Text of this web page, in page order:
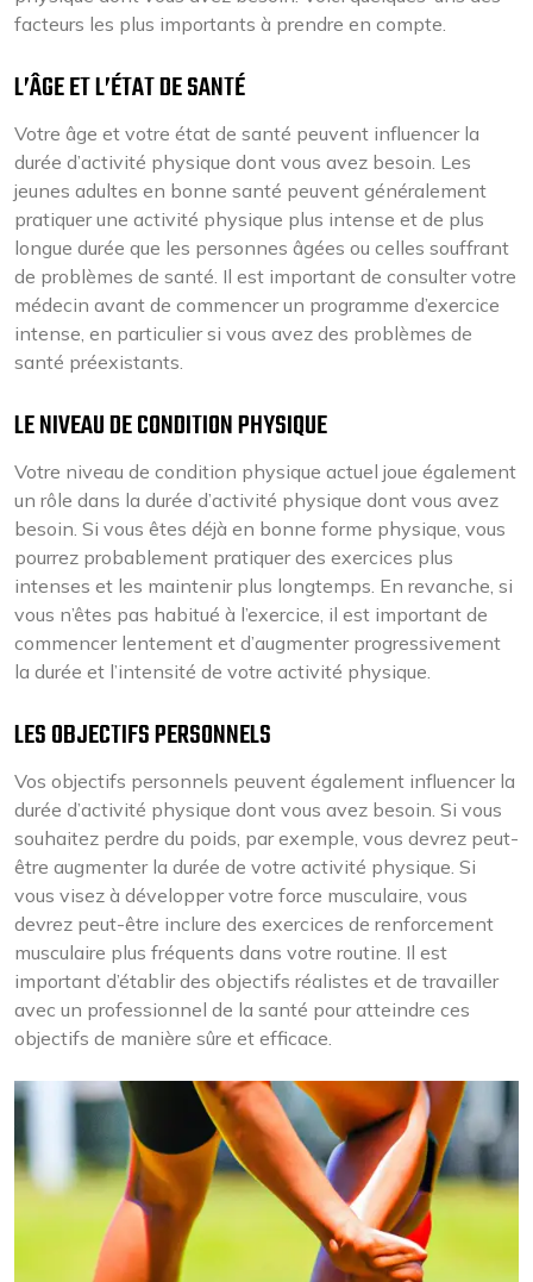
facteurs les plus importants à prendre en compte.
L’ÂGE ET L’ÉTAT DE SANTÉ
Votre âge et votre état de santé peuvent influencer la
durée d’activité physique dont vous avez besoin. Les
jeunes adultes en bonne santé peuvent généralement
pratiquer une activité physique plus intense et de plus
longue durée que les personnes âgées ou celles souffrant
de problèmes de santé. Il est important de consulter votre
médecin avant de commencer un programme d’exercice
intense, en particulier si vous avez des problèmes de
santé préexistants.
LE NIVEAU DE CONDITION PHYSIQUE
Votre niveau de condition physique actuel joue également
un rôle dans la durée d’activité physique dont vous avez
besoin. Si vous êtes déjà en bonne forme physique, vous
pourrez probablement pratiquer des exercices plus
intenses et les maintenir plus longtemps. En revanche, si
vous n’êtes pas habitué à l’exercice, il est important de
commencer lentement et d’augmenter progressivement
la durée et l’intensité de votre activité physique.
LES OBJECTIFS PERSONNELS
Vos objectifs personnels peuvent également influencer la
durée d’activité physique dont vous avez besoin. Si vous
souhaitez perdre du poids, par exemple, vous devrez peut-
être augmenter la durée de votre activité physique. Si
vous visez à développer votre force musculaire, vous
devrez peut-être inclure des exercices de renforcement
musculaire plus fréquents dans votre routine. Il est
important d’établir des objectifs réalistes et de travailler
avec un professionnel de la santé pour atteindre ces
objectifs de manière sûre et efficace.